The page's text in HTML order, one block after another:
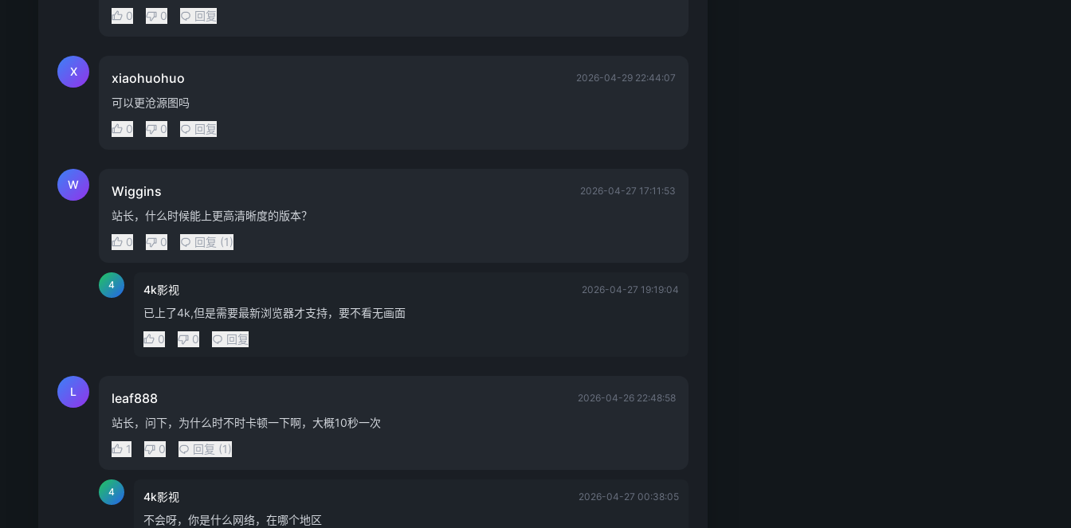
0
0 回复
X xiaohuohuo 2026-04-29 22:44:07
可以更沧源图吗
0
0 回复
W Wiggins 2026-04-27 17:11:53
站长，什么时候能上更高清晰度的版本？
0
0 回复 (1)
4 4k影视 2026-04-27 19:19:04
已上了4k,但是需要最新浏览器才支持，要不看无画面
0
0 回复
L leaf888 2026-04-26 22:48:58
站长，问下，为什么时不时卡顿一下啊，大概10秒一次
1
0 回复 (1)
4 4k影视 2026-04-27 00:38:05
不会呀，你是什么网络，在哪个地区